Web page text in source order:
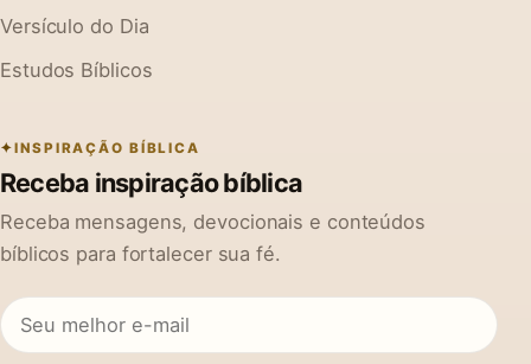
Versículo do Dia
Estudos Bíblicos
INSPIRAÇÃO BÍBLICA
Receba inspiração bíblica
Receba mensagens, devocionais e conteúdos
bíblicos para fortalecer sua fé.